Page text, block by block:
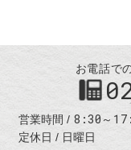
お電話で
営業時間 8:30～
定休日 日曜日